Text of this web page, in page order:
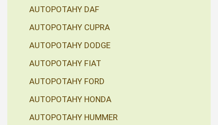
AUTOPOTAHY DAF
AUTOPOTAHY CUPRA
AUTOPOTAHY DODGE
AUTOPOTAHY FIAT
AUTOPOTAHY FORD
AUTOPOTAHY HONDA
AUTOPOTAHY HUMMER